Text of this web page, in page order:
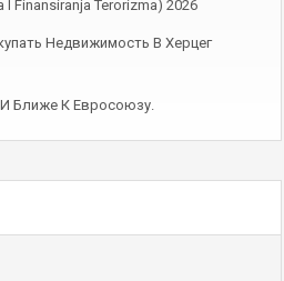
I Finansiranja Terorizma) 2026
Недвижимость В Херцег
Ближе К Евросоюзу.